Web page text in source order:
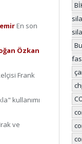
En son
Özkan
Frank
kullanımı
ve